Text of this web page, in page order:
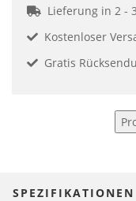
Lieferung in 2 -
Kostenloser
Gratis
SPEZIFIKATIONEN